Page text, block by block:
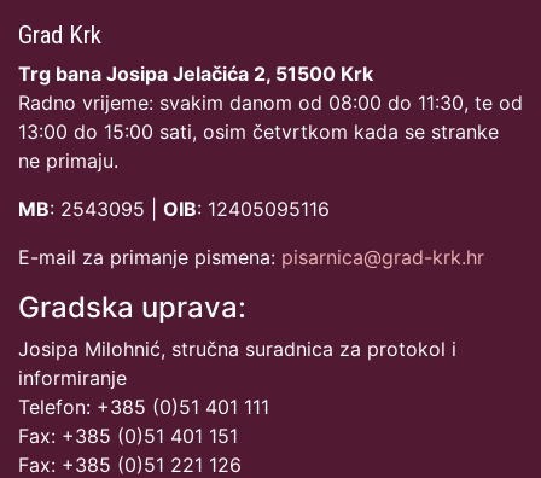
Grad Krk
Trg bana Josipa Jelačića 2, 51500 Krk
Radno vrijeme: svakim danom od 08:00 do 11:30, te od
13:00 do 15:00 sati, osim četvrtkom kada se stranke
ne primaju.
MB: 2543095 | OIB: 12405095116
E-mail za primanje pismena: pisarnica@grad-krk.hr
Gradska uprava:
Josipa Milohnić, stručna suradnica za protokol i
informiranje
Telefon: +385 (0)51 401 111
Fax: +385 (0)51 401 151
Fax: +385 (0)51 221 126